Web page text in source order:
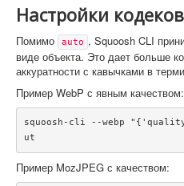
Настройки
Помимо auto , Squoosh CLI
виде объекта. Это дает больше
аккуратности с кавычками в
Пример WebP с явным качеством:
squoosh-cli --webp
ut
Пример MozJPEG с качеством: